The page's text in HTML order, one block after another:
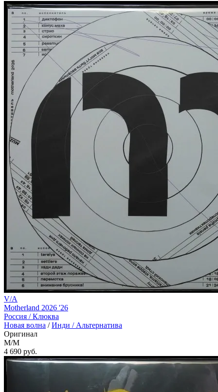
V/A
Motherland 2026 '26
Россия /Клюква
Новая волна /Инди / Альтернатива
Оригинал
M/M
4 690 руб.